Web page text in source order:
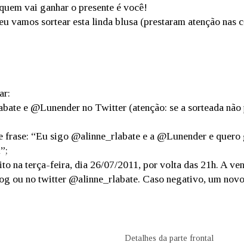
vai ganhar o presente é você!
vamos sortear esta linda blusa (prestaram atenção nas
e @Lunender no Twitter (atenção: se a sorteada
“Eu sigo @alinne_rlabate e a @Lunender e quero
na terça-feira, dia 26/07/2011, por volta das 21h. A
ou no twitter @alinne_rlabate. Caso negativo, um
Detalhes da parte frontal